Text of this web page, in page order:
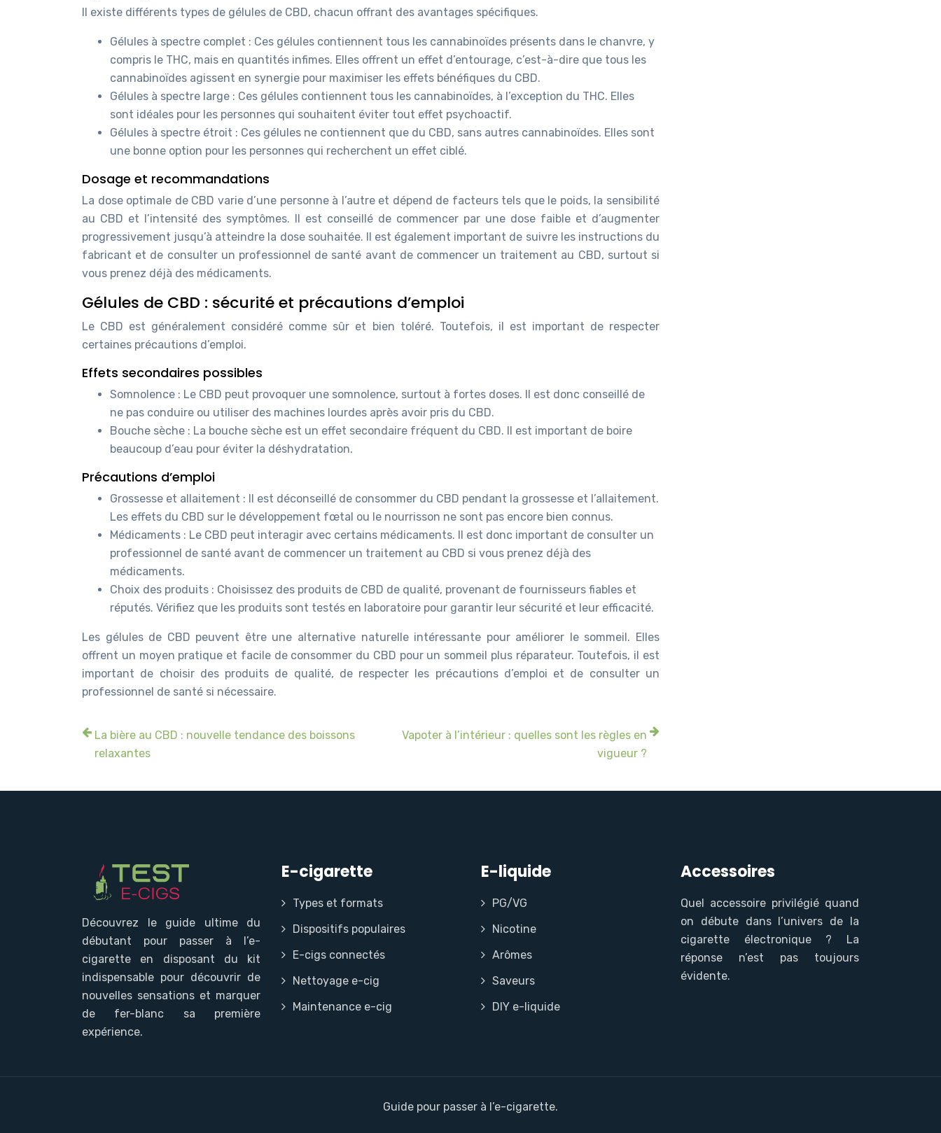
Il existe différents types de gélules de CBD, chacun offrant des avantages spécifiques.
Gélules à spectre complet : Ces gélules contiennent tous les cannabinoïdes présents dans le chanvre, y
compris le THC, mais en quantités infimes. Elles offrent un effet d’entourage, c’est-à-dire que tous les
cannabinoïdes agissent en synergie pour maximiser les effets bénéfiques du CBD.
Gélules à spectre large : Ces gélules contiennent tous les cannabinoïdes, à l’exception du THC. Elles
sont idéales pour les personnes qui souhaitent éviter tout effet psychoactif.
Gélules à spectre étroit : Ces gélules ne contiennent que du CBD, sans autres cannabinoïdes. Elles sont
une bonne option pour les personnes qui recherchent un effet ciblé.
Dosage et recommandations
La dose optimale de CBD varie d’une personne à l’autre et dépend de facteurs tels que le poids, la sensibilité
au CBD et l’intensité des symptômes. Il est conseillé de commencer par une dose faible et d’augmenter
progressivement jusqu’à atteindre la dose souhaitée. Il est également important de suivre les instructions du
fabricant et de consulter un professionnel de santé avant de commencer un traitement au CBD, surtout si
vous prenez déjà des médicaments.
Gélules de CBD : sécurité et précautions d’emploi
Le CBD est généralement considéré comme sûr et bien toléré. Toutefois, il est important de respecter
certaines précautions d’emploi.
Effets secondaires possibles
Somnolence : Le CBD peut provoquer une somnolence, surtout à fortes doses. Il est donc conseillé de
ne pas conduire ou utiliser des machines lourdes après avoir pris du CBD.
Bouche sèche : La bouche sèche est un effet secondaire fréquent du CBD. Il est important de boire
beaucoup d’eau pour éviter la déshydratation.
Précautions d’emploi
Grossesse et allaitement : Il est déconseillé de consommer du CBD pendant la grossesse et l’allaitement.
Les effets du CBD sur le développement fœtal ou le nourrisson ne sont pas encore bien connus.
Médicaments : Le CBD peut interagir avec certains médicaments. Il est donc important de consulter un
professionnel de santé avant de commencer un traitement au CBD si vous prenez déjà des
médicaments.
Choix des produits : Choisissez des produits de CBD de qualité, provenant de fournisseurs fiables et
réputés. Vérifiez que les produits sont testés en laboratoire pour garantir leur sécurité et leur efficacité.
Les gélules de CBD peuvent être une alternative naturelle intéressante pour améliorer le sommeil. Elles
offrent un moyen pratique et facile de consommer du CBD pour un sommeil plus réparateur. Toutefois, il est
important de choisir des produits de qualité, de respecter les précautions d’emploi et de consulter un
professionnel de santé si nécessaire.
La bière au CBD : nouvelle tendance des boissons
relaxantes
Vapoter à l’intérieur : quelles sont les règles en
vigueur ?
Découvrez le guide ultime du
débutant pour passer à l’e-
cigarette en disposant du kit
indispensable pour découvrir de
nouvelles sensations et marquer
de fer-blanc sa première
expérience.
E-cigarette
Types et formats
Dispositifs populaires
E-cigs connectés
Nettoyage e-cig
Maintenance e-cig
E-liquide
PG/VG
Nicotine
Arômes
Saveurs
DIY e-liquide
Accessoires
Quel accessoire privilégié quand
on débute dans l’univers de la
cigarette électronique ? La
réponse n’est pas toujours
évidente.
Guide pour passer à l’e-cigarette.